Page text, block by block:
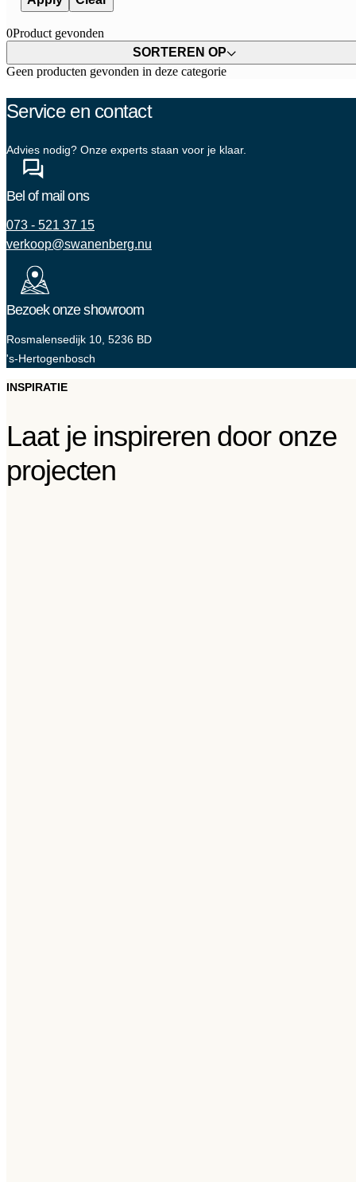
0Product gevonden
SORTEREN OP
Geen producten gevonden in deze categorie
Service en contact
Advies nodig? Onze experts staan voor je klaar.
Bel of mail ons
073 - 521 37 15
verkoop@swanenberg.nu
Bezoek onze showroom
Rosmalensedijk 10, 5236 BD
's-Hertogenbosch
INSPIRATIE
Laat je inspireren door onze
projecten